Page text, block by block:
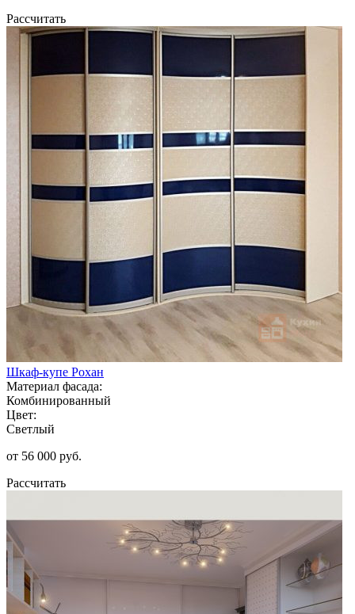
Рассчитать
Шкаф-купе Рохан
Материал фасада:
Комбинированный
Цвет:
Светлый
от 56 000 руб.
Рассчитать